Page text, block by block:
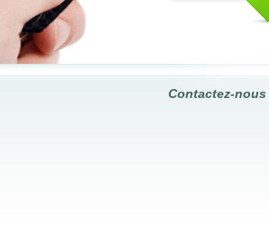
Contactez-nous